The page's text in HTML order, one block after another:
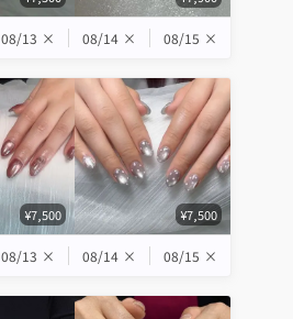
08/13 × 08/14 × 08/15 ×
¥7,500 ¥7,500
08/13 × 08/14 × 08/15 ×